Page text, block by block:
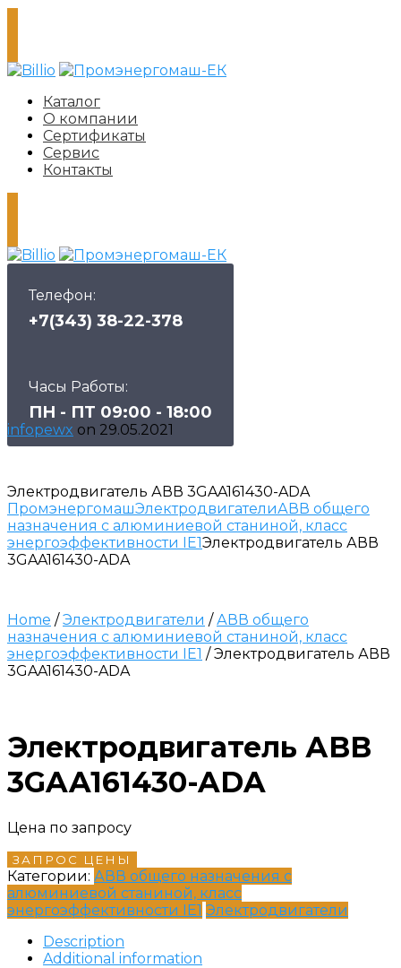
Каталог
О компании
Сертификаты
Сервис
Контакты
Телефон:
+7(343) 38-22-378
Часы Работы:
ПН - ПТ 09:00 - 18:00
infopewx on 29.05.2021
Электродвигатель АВВ 3GAA161430-ADA
ПромэнергомашЭлектродвигателиАВВ общего
назначения с алюминиевой станиной, класс
энергоэффективности IE1Электродвигатель АВВ
3GAA161430-ADA
Home /Электродвигатели /АВВ общего
назначения с алюминиевой станиной, класс
энергоэффективности IE1 / Электродвигатель АВВ
3GAA161430-ADA
Электродвигатель АВВ
3GAA161430-ADA
Цена по запросу
ЗАПРОС ЦЕНЫ
Категории: АВВ общего назначения с
алюминиевой станиной, класс
энергоэффективности IE1 Электродвигатели
Description
Additional information